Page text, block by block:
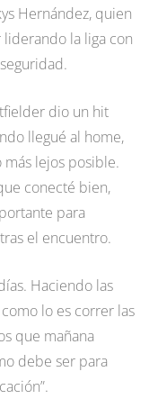
Hernández, quien
la liga con
dio un hit
llegué al home,
lejos posible.
conecté bien,
para
tras el encuentro.
Haciendo las
lo es correr las
que mañana
debe ser para